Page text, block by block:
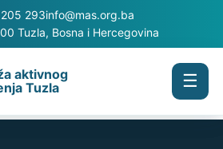
293info@mas.org.ba
Tuzla, Bosna i Hercegovina
aktivnog
Tuzla
☰